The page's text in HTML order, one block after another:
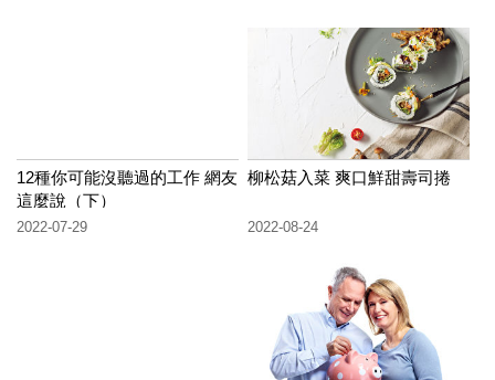
12種你可能沒聽過的工作 網友
這麼說（下）
2022-07-29
柳松菇入菜 爽口鮮甜壽司捲
2022-08-24